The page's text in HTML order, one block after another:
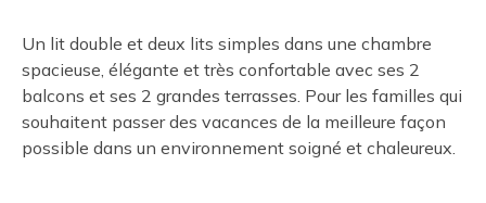
Un lit double et deux lits simples dans une chambre
spacieuse, élégante et très confortable avec ses 2
balcons et ses 2 grandes terrasses. Pour les familles qui
souhaitent passer des vacances de la meilleure façon
possible dans un environnement soigné et chaleureux.